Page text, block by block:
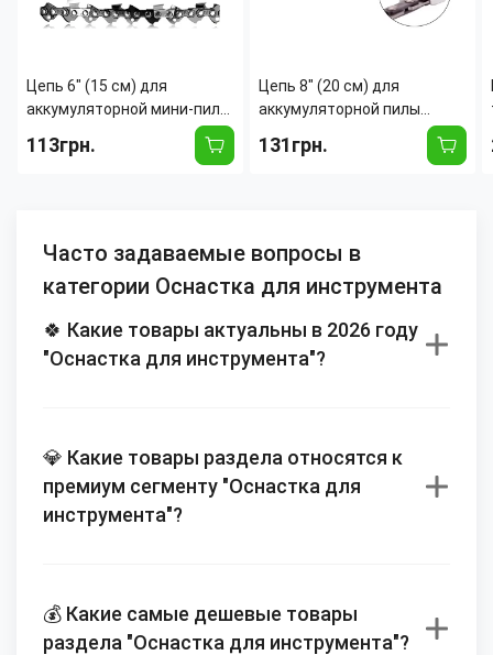
​​​​​​​Цепь 6" (15 см) для
аккумуляторной мини-пилы
MA528 – 37 звеньев, шаг
1/4", толщина 1.1 мм, сталь
113грн.
Цепь 8" (20 см) для
аккумуляторной пилы
MA529, шаг 1/4", 45 звеньев,
толщина 1,1 мм, сталь
131грн.
Часто задаваемые вопросы в
категории Оснастка для инструмента
🍀 Какие товары актуальны в 2026 году
"Оснастка для инструмента"?
💎 Какие товары раздела относятся к
премиум сегменту "Оснастка для
инструмента"?
💰 Какие самые дешевые товары
раздела "Оснастка для инструмента"?